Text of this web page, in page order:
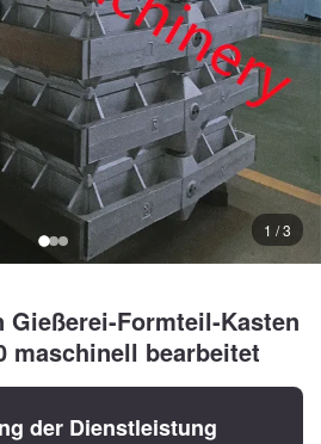
1 / 3
Gießerei-Formteil-Kasten
maschinell bearbeitet
der Dienstleistung